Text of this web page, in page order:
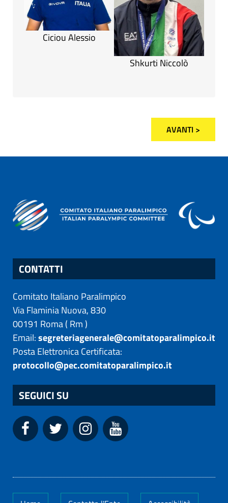
Ciciou Alessio
Shkurti Niccolò
AVANTI >
CONTATTI
Comitato Italiano Paralimpico
Via Flaminia Nuova, 830
00191 Roma( Rm)
Email:segreteriagenerale@comitatoparalimpico.it
Posta Elettronica Certificata:
protocollo@pec.comitatoparalimpico.it
SEGUICI SU